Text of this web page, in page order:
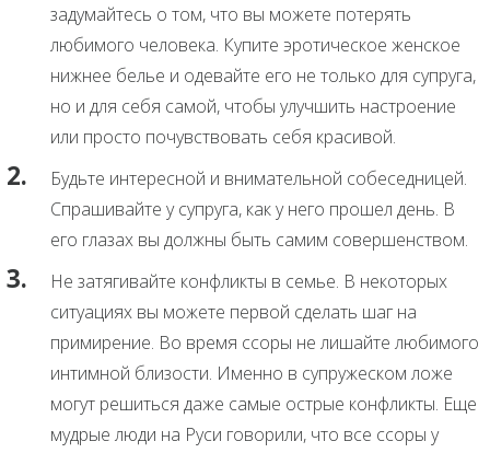
задумайтесь о том, что вы можете потерять
любимого человека. Купите эротическое женское
нижнее белье и одевайте его не только для супруга,
но и для себя самой, чтобы улучшить настроение
или просто почувствовать себя красивой.
Будьте интересной и внимательной собеседницей.
Спрашивайте у супруга, как у него прошел день. В
его глазах вы должны быть самим совершенством.
Не затягивайте конфликты в семье. В некоторых
ситуациях вы можете первой сделать шаг на
примирение. Во время ссоры не лишайте любимого
интимной близости. Именно в супружеском ложе
могут решиться даже самые острые конфликты. Еще
мудрые люди на Руси говорили, что все ссоры у